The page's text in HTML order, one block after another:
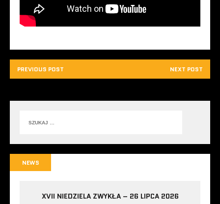
PREVIOUS POST NEXT POST
NEWS
XVII NIEDZIELA ZWYKŁA – 26 LIPCA 2026